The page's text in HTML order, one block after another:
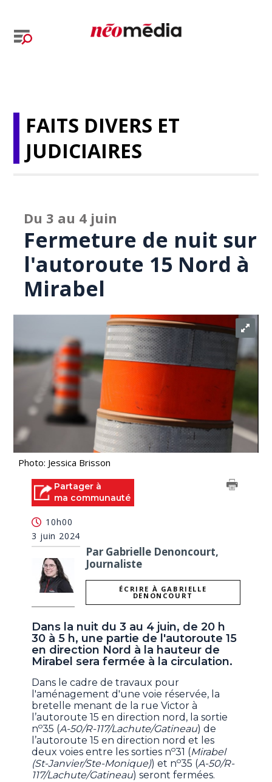
FAITS DIVERS ET
JUDICIAIRES
Du 3 au 4 juin
Fermeture de nuit sur
l'autoroute 15 Nord à
Mirabel
Photo: Jessica Brisson
Partager à
ma communauté
10h00
3 juin 2024
Par Gabrielle Denoncourt,
Journaliste
ÉCRIRE À GABRIELLE
DENONCOURT
Dans la nuit du 3 au 4 juin, de 20 h
30 à 5 h, une partie de l'autoroute 15
en direction Nord à la hauteur de
Mirabel sera fermée à la circulation.
Dans le cadre de travaux pour
l'aménagement d'une voie réservée, la
bretelle menant de la rue Victor à
l’autoroute 15 en direction nord, la sortie
no35 (A-50/R-117/Lachute/Gatineau) de
l’autoroute 15 en direction nord et les
deux voies entre les sorties no31 (Mirabel
(St-Janvier/Ste-Monique)) et no35 (A-50/R-
117/Lachute/Gatineau) seront fermées.